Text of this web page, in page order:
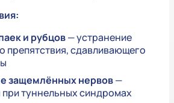
и рубцов— устранение
препятствия, сдавливающего
защемлённых нервов—
туннельных синдромах